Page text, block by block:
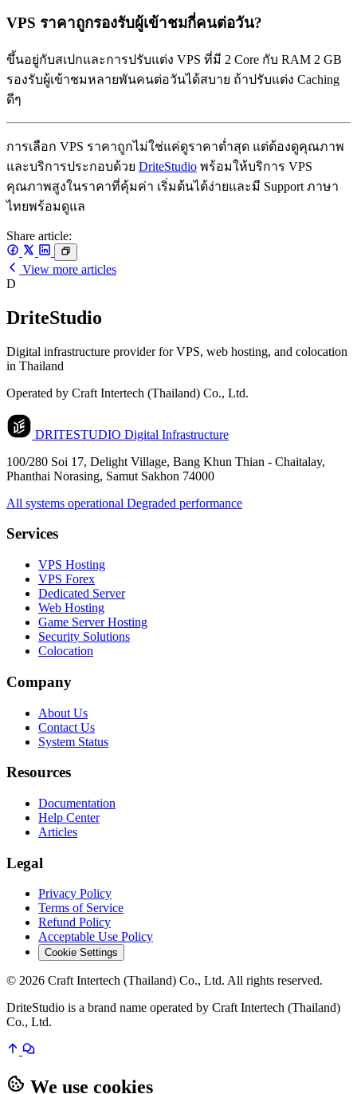
VPS ราคาถูกรองรับผู้เข้าชมกี่คนต่อวัน?
ขึ้นอยู่กับสเปกและการปรับแต่ง VPS ที่มี 2 Core กับ RAM 2 GB
รองรับผู้เข้าชมหลายพันคนต่อวันได้สบาย ถ้าปรับแต่ง Caching
ดีๆ
การเลือก VPS ราคาถูกไม่ใช่แค่ดูราคาต่ำสุด แต่ต้องดูคุณภาพ
และบริการประกอบด้วย DriteStudio พร้อมให้บริการ VPS
คุณภาพสูงในราคาที่คุ้มค่า เริ่มต้นได้ง่ายและมี Support ภาษา
ไทยพร้อมดูแล
Share article:
View more articles
D
DriteStudio
Digital infrastructure provider for VPS, web hosting, and colocation
in Thailand
Operated by Craft Intertech (Thailand) Co., Ltd.
DRITESTUDIO Digital Infrastructure
100/280 Soi 17, Delight Village, Bang Khun Thian - Chaitalay,
Phanthai Norasing, Samut Sakhon 74000
All systems operational Degraded performance
Services
VPS Hosting
VPS Forex
Dedicated Server
Web Hosting
Game Server Hosting
Security Solutions
Colocation
Company
About Us
Contact Us
System Status
Resources
Documentation
Help Center
Articles
Legal
Privacy Policy
Terms of Service
Refund Policy
Acceptable Use Policy
Cookie Settings
© 2026 Craft Intertech (Thailand) Co., Ltd. All rights reserved.
DriteStudio is a brand name operated by Craft Intertech (Thailand)
Co., Ltd.
We use cookies